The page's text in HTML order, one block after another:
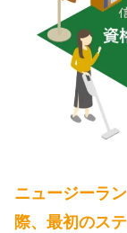
ニュージーラ
際、最初のス